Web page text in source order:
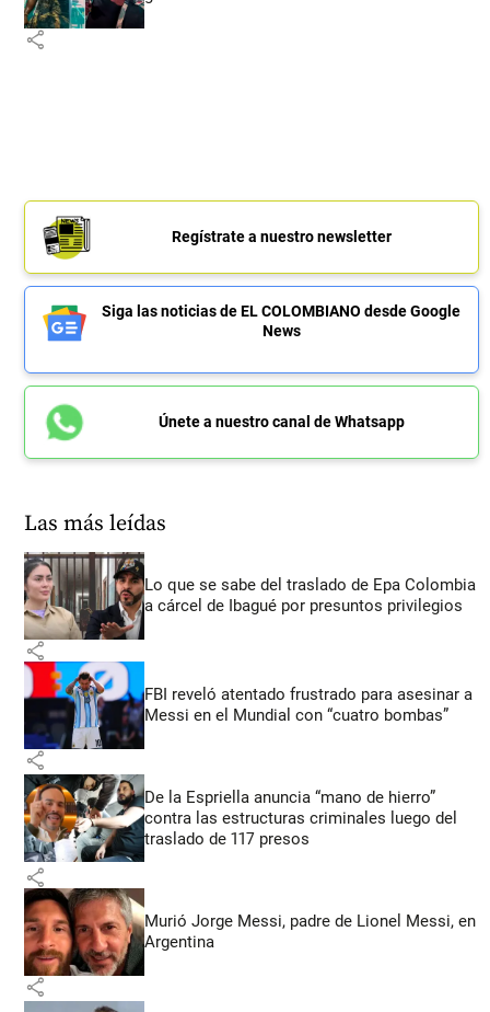
share
Regístrate a nuestro newsletter
Siga las noticias de EL COLOMBIANO desde Google
News
Únete a nuestro canal de Whatsapp
Las más leídas
Lo que se sabe del traslado de Epa Colombia
a cárcel de Ibagué por presuntos privilegios
share
FBI reveló atentado frustrado para asesinar a
Messi en el Mundial con “cuatro bombas”
share
De la Espriella anuncia “mano de hierro”
contra las estructuras criminales luego del
traslado de 117 presos
share
Murió Jorge Messi, padre de Lionel Messi, en
Argentina
share